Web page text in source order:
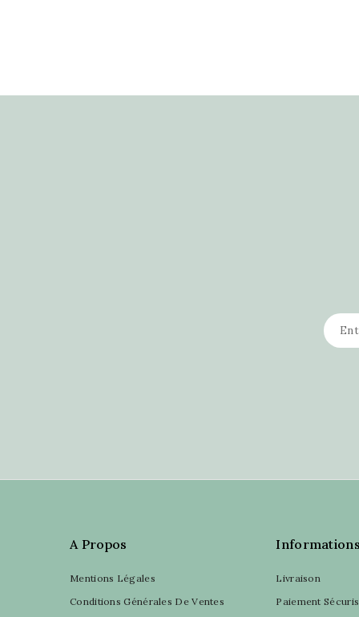
A Propos
Mentions Légales
Conditions Générales De Ventes
Informations
Livraison
Paiement